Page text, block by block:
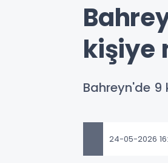
kişiye
Bahreyn'de 9
24-05-2026